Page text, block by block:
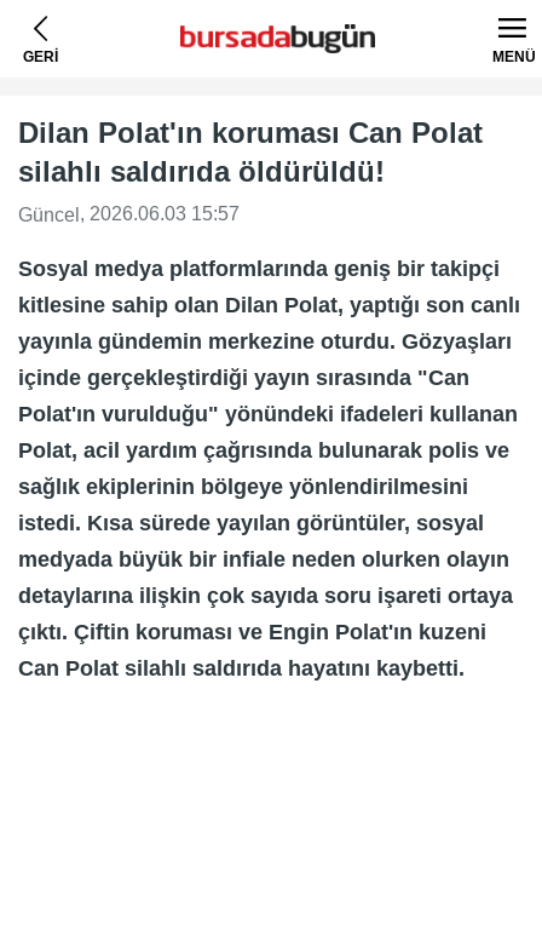
GERİ MENÜ
Dilan Polat'ın koruması Can Polat
silahlı saldırıda öldürüldü!
Güncel , 2026.06.03 15:57
Sosyal medya platformlarında geniş bir takipçi
kitlesine sahip olan Dilan Polat, yaptığı son canlı
yayınla gündemin merkezine oturdu. Gözyaşları
içinde gerçekleştirdiği yayın sırasında "Can
Polat'ın vurulduğu" yönündeki ifadeleri kullanan
Polat, acil yardım çağrısında bulunarak polis ve
sağlık ekiplerinin bölgeye yönlendirilmesini
istedi. Kısa sürede yayılan görüntüler, sosyal
medyada büyük bir infiale neden olurken olayın
detaylarına ilişkin çok sayıda soru işareti ortaya
çıktı. Çiftin koruması ve Engin Polat'ın kuzeni
Can Polat silahlı saldırıda hayatını kaybetti.